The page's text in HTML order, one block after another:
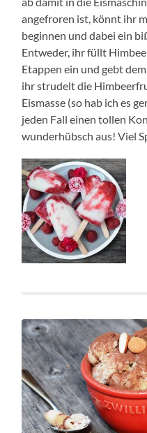
angefroren ist, könnt ihr
beginnen und dabei ein
Entweder, ihr füllt
Etappen ein und gebt
ihr strudelt die
Eismasse (so hab ich es
jeden Fall einen tollen
wunderhübsch aus! Viel